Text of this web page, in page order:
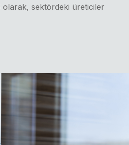
olarak, sektördeki üreticiler